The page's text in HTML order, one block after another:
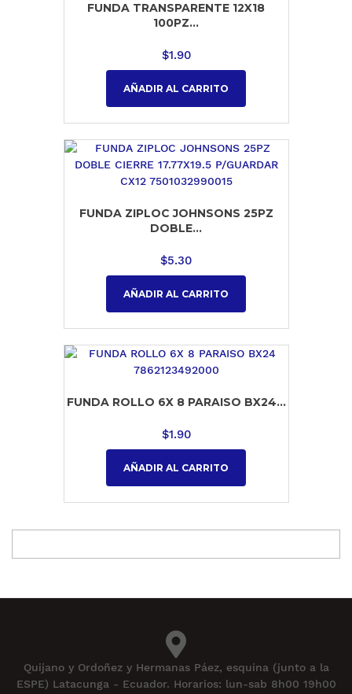
FUNDA TRANSPARENTE 12X18
100PZ...
$1.90
AÑADIR AL CARRITO
FUNDA ZIPLOC JOHNSONS 25PZ
DOBLE...
$5.30
AÑADIR AL CARRITO
FUNDA ROLLO 6X 8 PARAISO BX24...
$1.90
AÑADIR AL CARRITO
Quijano y Ordoñez y Hermanas Páez, esquina (junto a la
ESPE) Latacunga - Ecuador. Horarios: lun-sab 8h00 19h00